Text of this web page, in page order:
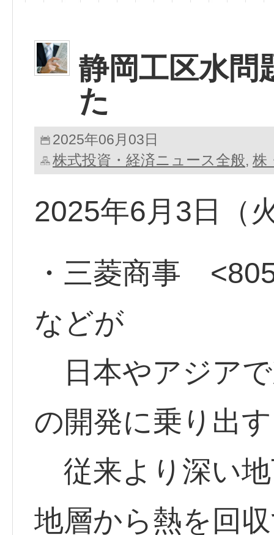
静岡工区水問
た
2025年06月03日
株式投資・経済ニュース全般, 株
2025年6月3日（
・三菱商事
などが
日本やアジア
の開発に乗り出
従来より深い
地層から熱を回